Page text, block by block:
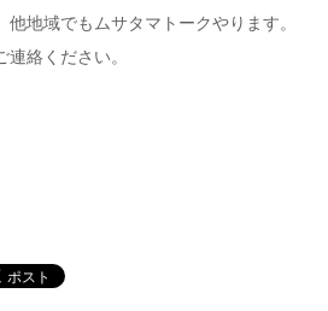
地域でもムサタマトークやります。
絡ください。